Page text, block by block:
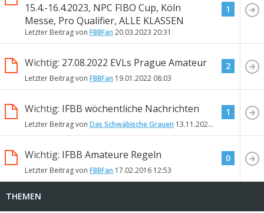
15.4.-16.4.2023, NPC FIBO Cup, Köln
Messe, Pro Qualifier, ALLE KLASSEN
Letzter Beitrag von FBBFan 20.03.2023 20:31
1
Wichtig: 27.08.2022 EVLs Prague Amateur
Letzter Beitrag von FBBFan 19.01.2022 08:03
2
Wichtig: IFBB wöchentliche Nachrichten
Letzter Beitrag von Das Schwäbische Grauen 13.11.2020
1
Wichtig: IFBB Amateure Regeln
Letzter Beitrag von FBBFan 17.02.2016 12:53
0
THEMEN